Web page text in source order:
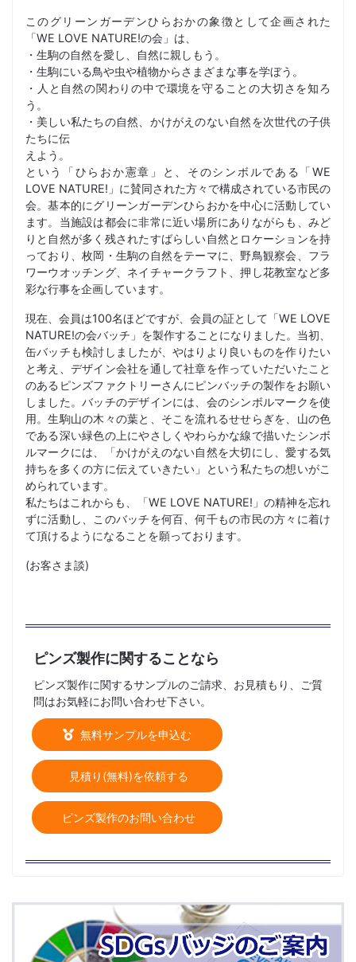
このグリーンガーデンひらおかの象徴として企画された
「WE LOVE NATURE!の会」は、
・生駒の自然を愛し、自然に親しもう。
・生駒にいる鳥や虫や植物からさまざまな事を学ぼう。
・人と自然の関わりの中で環境を守ることの大切さを知ろ
う。
・美しい私たちの自然、かけがえのない自然を次世代の子供
たちに伝
えよう。
という「ひらおか憲章」と、そのシンボルである「WE
LOVE NATURE!」に賛同された方々で構成されている市民の
会。基本的にグリーンガーデンひらおかを中心に活動してい
ます。当施設は都会に非常に近い場所にありながらも、みど
りと自然が多く残されたすばらしい自然とロケーションを持
っており、枚岡・生駒の自然をテーマに、野鳥観察会、フラ
ワーウオッチング、ネイチャークラフト、押し花教室など多
彩な行事を企画しています。
現在、会員は100名ほどですが、会員の証として「WE LOVE
NATURE!の会バッチ」を製作することになりました。当初、
缶バッチも検討しましたが、やはりより良いものを作りたい
と考え、デザイン会社を通して社章を作っていただいたこと
のあるピンズファクトリーさんにピンバッチの製作をお願い
しました。バッチのデザインには、会のシンボルマークを使
用。生駒山の木々の葉と、そこを流れるせせらぎを、山の色
である深い緑色の上にやさしくやわらかな線で描いたシンボ
ルマークには、「かけがえのない自然を大切にし、愛する気
持ちを多くの方に伝えていきたい」という私たちの想いがこ
められています。
私たちはこれからも、「WE LOVE NATURE!」の精神を忘れ
ずに活動し、このバッチを何百、何千もの市民の方々に着け
て頂けるようになることを願っております。
(お客さま談)
ピンズ製作に関することなら
ピンズ製作に関するサンプルのご請求、お見積もり、ご質
問はお気軽にお問い合わせ下さい。
無料サンプルを申込む
見積り(無料)を依頼する
ピンズ製作のお問い合わせ